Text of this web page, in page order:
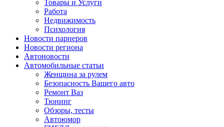
Товары и Услуги
Работа
Недвижимость
Психология
Новости парнеров
Новости региона
Автоновости
Автомобильные статьи
Женщина за рулем
Безопасность Вашего авто
Ремонт Ваз
Тюнинг
Обзоры, тесты
Автоюмор